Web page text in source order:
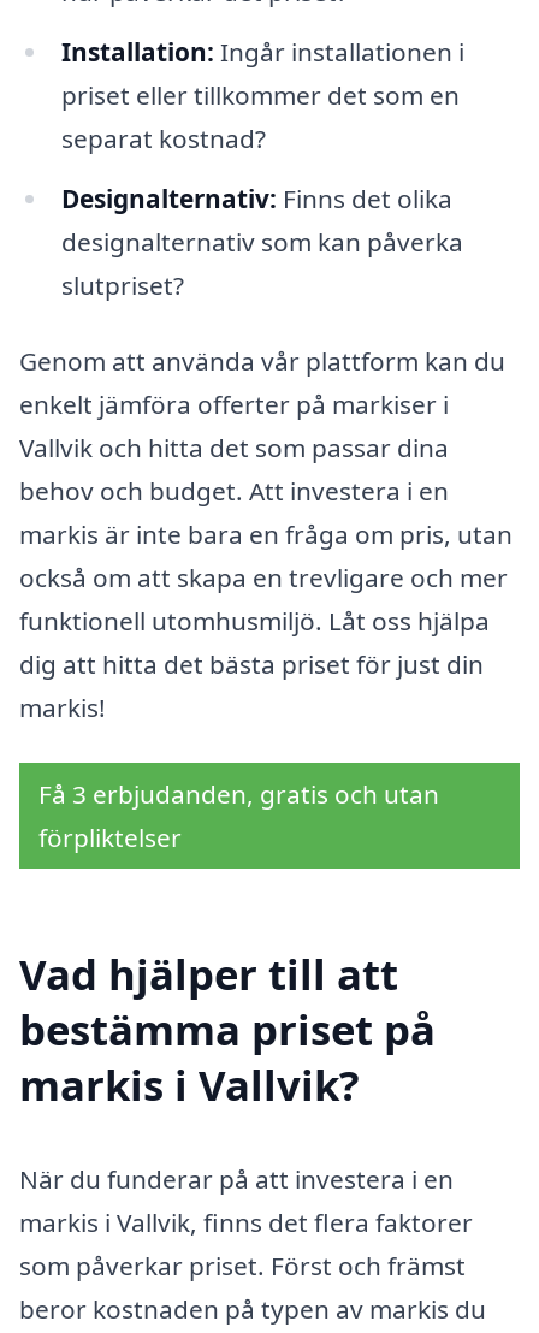
Installation: Ingår installationen i
priset eller tillkommer det som en
separat kostnad?
Designalternativ: Finns det olika
designalternativ som kan påverka
slutpriset?
Genom att använda vår plattform kan du
enkelt jämföra offerter på markiser i
Vallvik och hitta det som passar dina
behov och budget. Att investera i en
markis är inte bara en fråga om pris, utan
också om att skapa en trevligare och mer
funktionell utomhusmiljö. Låt oss hjälpa
dig att hitta det bästa priset för just din
markis!
Få 3 erbjudanden, gratis och utan
förpliktelser
Vad hjälper till att
bestämma priset på
markis i Vallvik?
När du funderar på att investera i en
markis i Vallvik, finns det flera faktorer
som påverkar priset. Först och främst
beror kostnaden på typen av markis du